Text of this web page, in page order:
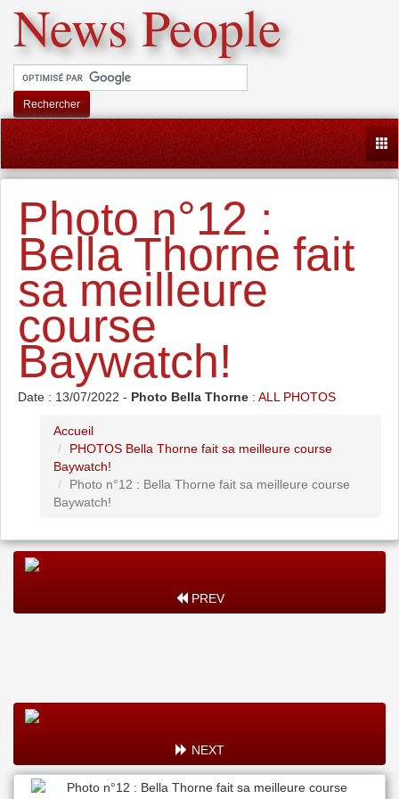
News People
Rechercher
Photo n°12 :
Bella Thorne fait
sa meilleure
course
Baywatch!
Date : 13/07/2022 - Photo Bella Thorne : ALL PHOTOS
Accueil
PHOTOS Bella Thorne fait sa meilleure course
Baywatch!
Photo n°12 : Bella Thorne fait sa meilleure course
Baywatch!
PREV
NEXT